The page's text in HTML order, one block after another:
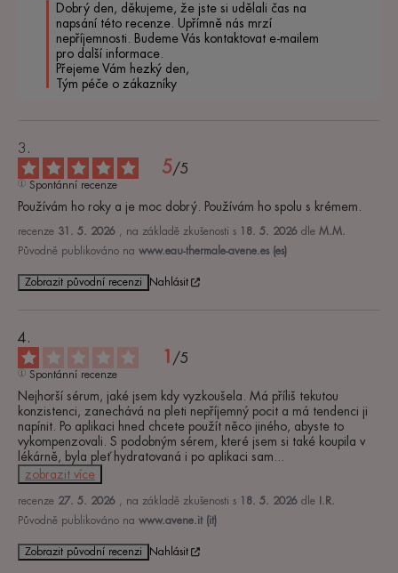
Dobrý den, děkujeme, že jste si udělali čas na
napsání této recenze. Upřímně nás mrzí
nepříjemnosti. Budeme Vás kontaktovat e-mailem
pro další informace.
Přejeme Vám hezký den,
Tým péče o zákazníky
5/5
Spontánní recenze
Používám ho roky a je moc dobrý. Používám ho spolu s krémem.
recenze 31. 5. 2026 , na základě zkušenosti s 18. 5. 2026 dle M.M.
Původně publikováno na www.eau-thermale-avene.es (es)
Zobrazit původní recenzi Nahlásit
1 /5
Spontánní recenze
Nejhorší sérum, jaké jsem kdy vyzkoušela. Má příliš tekutou
konzistenci, zanechává na pleti nepříjemný pocit a má tendenci ji
napínit. Po aplikaci hned chcete použít něco jiného, abyste to
vykompenzovali. S podobným sérem, které jsem si také koupila v
lékárně, byla pleť hydratovaná i po aplikaci sam
zobrazit více
recenze 27. 5. 2026 , na základě zkušenosti s 18. 5. 2026 dle
I.R.
Původně publikováno na www.avene.it (it)
Zobrazit původní recenzi Nahlásit